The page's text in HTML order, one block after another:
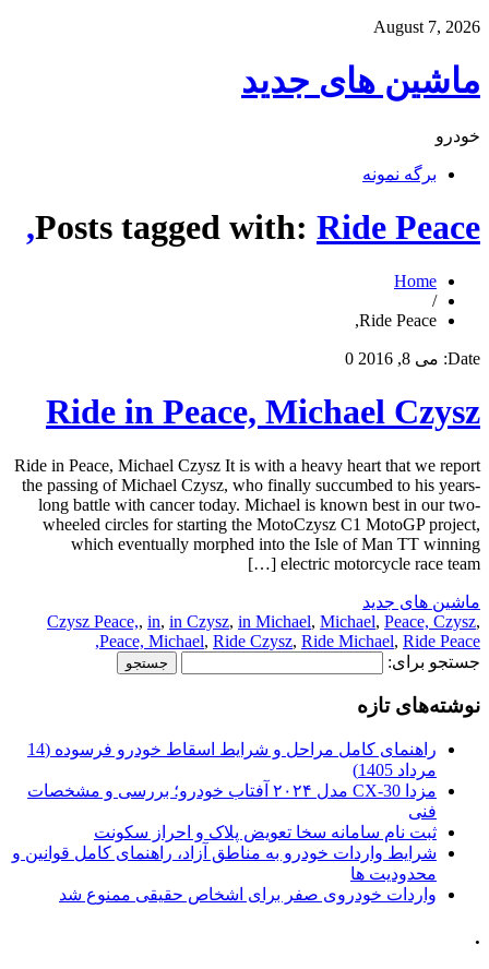
August 7, 2026
ماشین های جدید
خودرو
برگه نمونه
Posts tagged with: Ride Peace,
Home
/
Ride Peace,
Date: می 8, 2016 0
Ride in Peace, Michael Czysz
Ride in Peace, Michael Czysz It is with a heavy heart that we report
the passing of Michael Czysz, who finally succumbed to his years-
long battle with cancer today. Michael is known best in our two-
wheeled circles for starting the MotoCzysz C1 MotoGP project,
which eventually morphed into the Isle of Man TT winning
electric motorcycle race team […]
ماشین های جدید
Czysz Peace,, in, in Czysz, in Michael, Michael, Peace, Czysz,
Peace, Michael, Ride Czysz, Ride Michael, Ride Peace,
جستجو برای:
نوشته‌های تازه
راهنمای کامل مراحل و شرایط اسقاط خودرو فرسوده (14
مرداد 1405)
مزدا CX-30 مدل ۲۰۲۴ آفتاب خودرو؛ بررسی و مشخصات
فنی
ثبت نام سامانه سخا تعویض پلاک و احراز سکونت
شرایط واردات خودرو به مناطق آزاد، راهنمای کامل قوانین و
محدودیت ها
واردات خودروی صفر برای اشخاص حقیقی ممنوع شد
.